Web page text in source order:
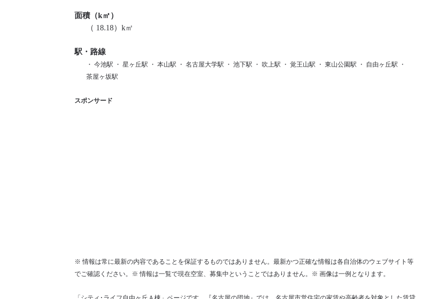
面積（k㎡）
（ 18.18）k㎡
駅・路線
・ 今池駅 ・ 星ヶ丘駅 ・ 本山駅 ・ 名古屋大学駅 ・ 池下駅 ・ 吹上駅 ・ 覚王山駅 ・ 東山公園駅 ・ 自由ヶ丘駅 ・
茶屋ヶ坂駅
スポンサード
※ 情報は常に最新の内容であることを保証するものではありません。最新かつ正確な情報は各自治体のウェブサイト等
でご確認ください。※ 情報は一覧で現在空室、募集中ということではありません。※ 画像は一例となります。